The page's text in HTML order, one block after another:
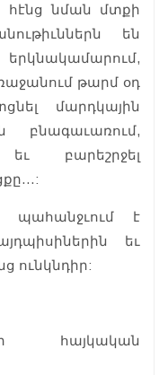
հէնց նման մտքի
են
թարմ օդ
մարդկային
բարեշրջել
պահանջւում է
եւ
ունկնդիր:
հայկական